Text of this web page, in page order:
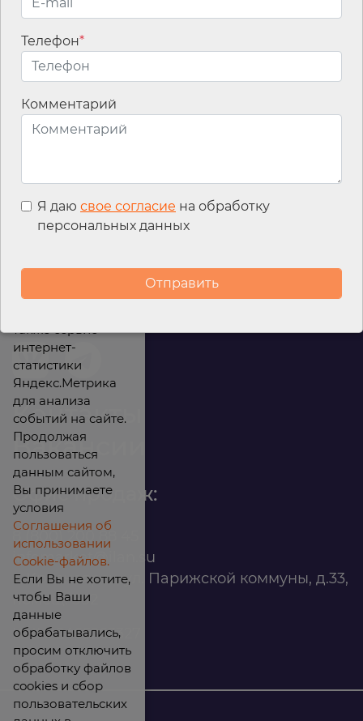
Email*
Контакты
Вакансии
Офис продаж:
infomarket@ilan.su
г. Красноярск, ул. Парижской коммуны, д.33,
помещ. 302
ИНН: 2465263327
Телефон*
Комментарий
Я даю свое согласие на обработку
персональных данных
файлы cookies для
улучшения
также сервис
интернет-
статистики
Яндекс.Метрика
для анализа
событий на сайте.
Продолжая
пользоваться
данным сайтом,
Вы принимаете
условия
Соглашения об
использовании
Cookie-файлов.
Если Вы не хотите,
чтобы Ваши
данные
обрабатывались,
просим отключить
обработку файлов
cookies и сбор
пользовательских